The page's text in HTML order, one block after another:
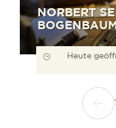
NORBERT
Heute
1